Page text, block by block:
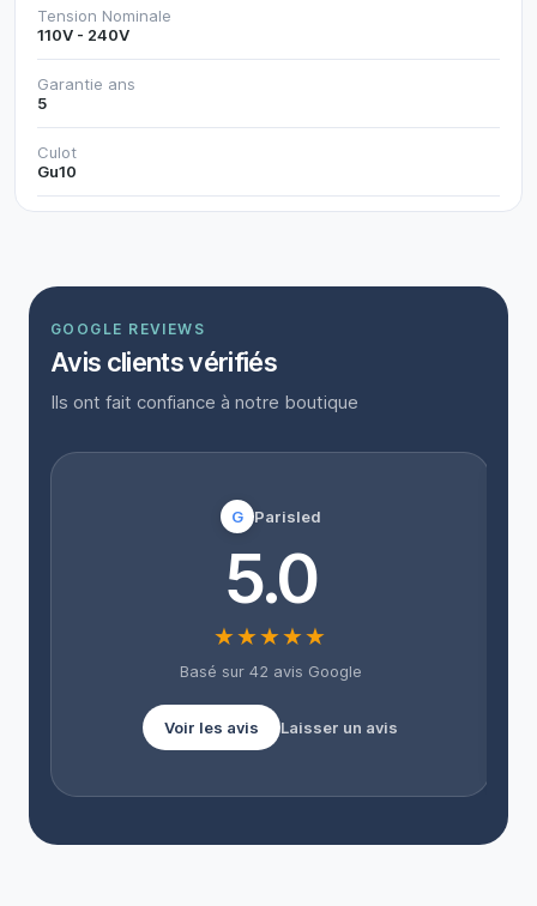
Tension Nominale
110V - 240V
Garantie ans
5
Culot
Gu10
GOOGLE REVIEWS
Avis clients vérifiés
Ils ont fait confiance à notre boutique
G Parisled
5.0
★★★★★
Basé sur 42 avis Google
Voir les avis Laisser un avis